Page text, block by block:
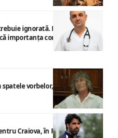
ignorată. Medicii de la
importanța consultului
vorbelor, „nemicuri”
Craiova, în Finlanda